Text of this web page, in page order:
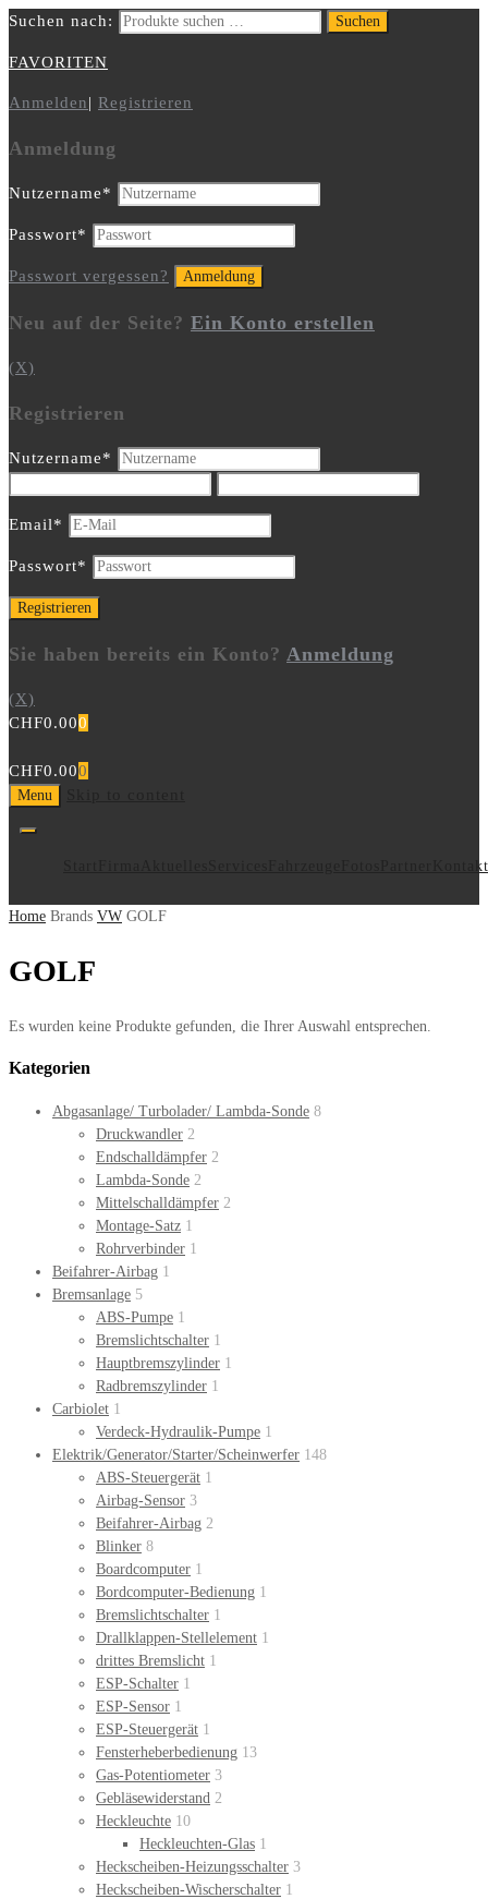
Suchen nach: Suchen
FAVORITEN
Anmelden| Registrieren
Anmeldung
Nutzername*
Passwort*
Passwort vergessen?
Neu auf der Seite? Ein Konto erstellen
(X)
Registrieren
Nutzername*
Email*
Passwort*
Sie haben bereits ein Konto? Anmeldung
(X)
CHF0.000
CHF0.000
Menu
Kontakt
Home Brands VW GOLF
GOLF
Es wurden keine Produkte gefunden, die Ihrer Auswahl entsprechen.
Kategorien
Abgasanlage/ Turbolader/ Lambda-Sonde 8
Druckwandler 2
Endschalldämpfer 2
Lambda-Sonde 2
Mittelschalldämpfer 2
Montage-Satz 1
Rohrverbinder 1
Beifahrer-Airbag 1
Bremsanlage 5
ABS-Pumpe 1
Bremslichtschalter 1
Hauptbremszylinder 1
Radbremszylinder 1
Carbiolet 1
Verdeck-Hydraulik-Pumpe 1
Elektrik/Generator/Starter/Scheinwerfer 148
ABS-Steuergerät 1
Airbag-Sensor 3
Beifahrer-Airbag 2
Blinker 8
Boardcomputer 1
Bordcomputer-Bedienung 1
Bremslichtschalter 1
Drallklappen-Stellelement 1
drittes Bremslicht 1
ESP-Schalter 1
ESP-Sensor 1
ESP-Steuergerät 1
Fensterheberbedienung 13
Gas-Potentiometer 3
Gebläsewiderstand 2
Heckleuchte 10
Heckleuchten-Glas 1
Heckscheiben-Heizungsschalter 3
Heckscheiben-Wischerschalter 1